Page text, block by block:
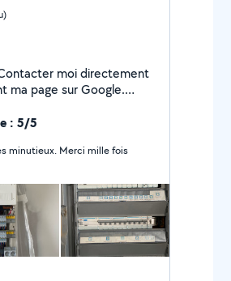
ma page sur Google.
Installation
: 5/5
minutieux. Merci mille fois